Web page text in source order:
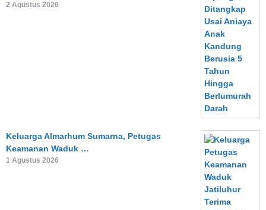
2 Agustus 2026
Keluarga Almarhum Sumarna, Petugas
Keamanan Waduk …
1 Agustus 2026